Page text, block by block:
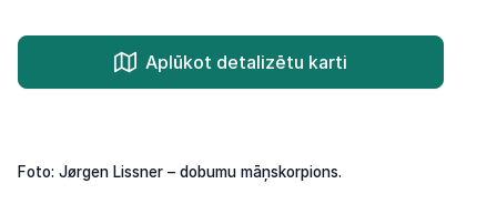
Aplūkot detalizētu karti
Foto: Jørgen Lissner – dobumu māņskorpions.